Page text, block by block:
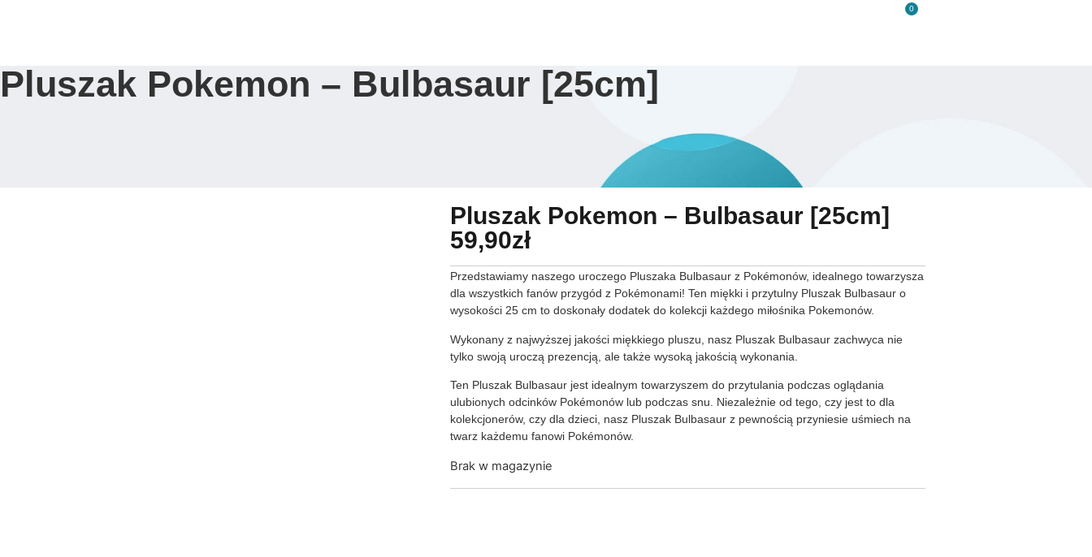
0
Pluszak Pokemon – Bulbasaur [25cm]
Pluszak Pokemon – Bulbasaur [25cm]
59,90zł
Przedstawiamy naszego uroczego Pluszaka Bulbasaur z Pokémonów, idealnego towarzysza
dla wszystkich fanów przygód z Pokémonami! Ten miękki i przytulny Pluszak Bulbasaur o
wysokości 25 cm to doskonały dodatek do kolekcji każdego miłośnika Pokemonów.
Wykonany z najwyższej jakości miękkiego pluszu, nasz Pluszak Bulbasaur zachwyca nie
tylko swoją uroczą prezencją, ale także wysoką jakością wykonania.
Ten Pluszak Bulbasaur jest idealnym towarzyszem do przytulania podczas oglądania
ulubionych odcinków Pokémonów lub podczas snu. Niezależnie od tego, czy jest to dla
kolekcjonerów, czy dla dzieci, nasz Pluszak Bulbasaur z pewnością przyniesie uśmiech na
twarz każdemu fanowi Pokémonów.
Brak w magazynie